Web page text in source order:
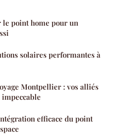
point home pour un
solaires performantes à
Montpellier : vos alliés
efficace du point